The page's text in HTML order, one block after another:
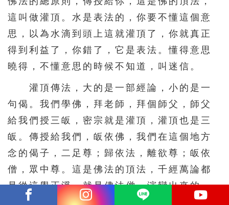
這叫做灌頂。水是表法的，你要不懂這個意
思，以為水滴到頭上這就灌頂了，你就真正
得到利益了，你錯了，它是表法。懂得意思
曉得，不懂意思的時候不知道，叫迷信。
灌頂傳法，大的是一部經論，小的是一
句偈。我們學佛，拜老師，拜個師父，師父
給我們授三皈，密宗就是灌頂，灌頂也是三
皈。傳授給我們，皈依佛，我們在這個地方
念的偈子，二足尊；歸依法，離欲尊；皈依
僧，眾中尊。這是佛法的頂法，千經萬論都
是從這覺正淨，就是佛法僧，演變出來的，
變成無量無邊的佛法；無量無邊佛法總歸納